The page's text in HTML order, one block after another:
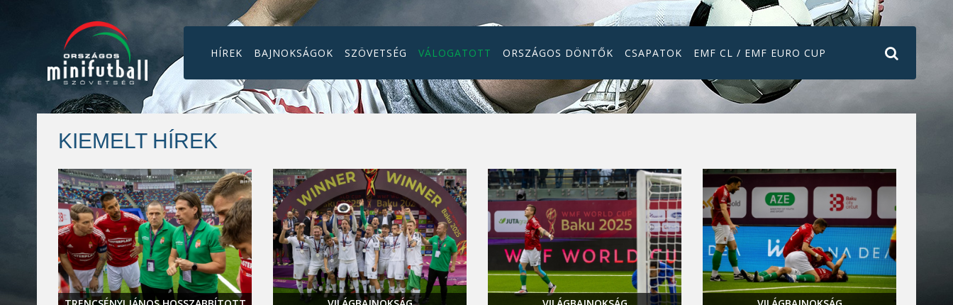
HÍREK BAJNOKSÁGOK SZÖVETSÉG VÁLOGATOTT ORSZÁGOS DÖNTŐK CSAPATOK EMF CL / EMF EURO CUP
KIEMELT HÍREK